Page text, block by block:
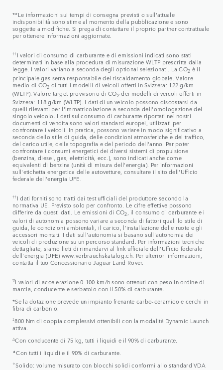
**Le informazioni sui tempi di consegna previsti o sull'attuale
indisponibilità sono stime al momento della pubblicazione e sono
soggette a modifiche. Si prega di contattare il proprio partner contrattuale
per ottenere informazioni aggiornate.
†† I valori di consumo di carburante e di emissioni indicati sono stati
determinati in base alla procedura di misurazione WLTP prescritta dalla
legge. I valori variano a seconda degli optional selezionati. La CO2 è il
principale gas serra responsabile del riscaldamento globale. Valore
medio di CO2 di tutti i modelli di veicoli offerti in Svizzera: 122 g/km
(WLTP). Valore target provvisorio di CO2 dei modelli di veicoli offerti in
Svizzera: 118 g/km (WLTP). I dati di un veicolo possono discostarsi da
quelli rilevanti per l'immatricolazione a seconda dell'omologazione del
singolo veicolo. I dati sul consumo di carburante riportati nei nostri
documenti di vendita sono valori standard europei, utilizzati per
confrontare i veicoli. In pratica, possono variare in modo significativo a
seconda dello stile di guida, delle condizioni atmosferiche e del traffico,
del carico utile, della topografia e del periodo dell'anno. Per poter
confrontare i consumi energetici dei diversi sistemi di propulsione
(benzina, diesel, gas, elettricità, ecc.), sono indicati anche come
equivalenti di benzina (unità di misura dell'energia). Per informazioni
sull'etichetta energetica delle autovetture, consultare il sito dell'Ufficio
federale dell'energia UFE.
†† I dati forniti sono tratti dai test ufficiali del produttore secondo la
normativa UE. Previsto solo per confronto. Le cifre effettive possono
differire da questi dati. Le emissioni di CO2, il consumo di carburante e i
valori di autonomia possono variare a seconda di fattori quali lo stile di
guida, le condizioni ambientali, il carico, l'installazione delle ruote e gli
accessori montati. I dati sull'autonomia si basano sull'autonomia dei
veicoli di produzione su un percorso standard. Per informazioni tecniche
dettagliate, siamo lieti di rimandarvi al link ufficiale dell'Ufficio federale
dell'energia (UFE) www.verbrauchskatalog.ch. Per ulteriori informazioni,
contatta il tuo Concessionario Jaguar Land Rover.
▽I valori di accelerazione 0-100 km/h sono ottenuti con peso in ordine di
marcia, conducente e serbatoio con il 50% di carburante.
*Se la dotazione prevede un impianto frenante carbo-ceramico e cerchi in
fibra di carbonio.
‡800 Nm di coppia complessivi ottenibili con la modalità Dynamic Launch
attiva.
△Con conducente di 75 kg, tutti i liquidi e il 90% di carburante.
▲Con tutti i liquidi e il 90% di carburante.
✧Solido: volume misurato con blocchi solidi conformi allo standard VDA